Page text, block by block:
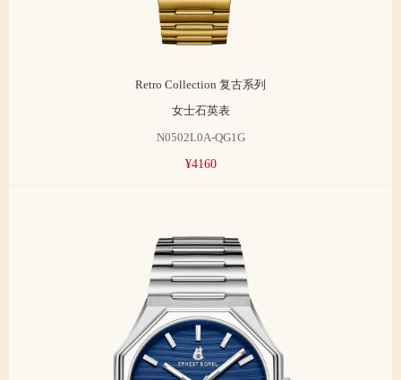
Retro Collection 复古系列
女士石英表
N0502L0A-QG1G
¥4160